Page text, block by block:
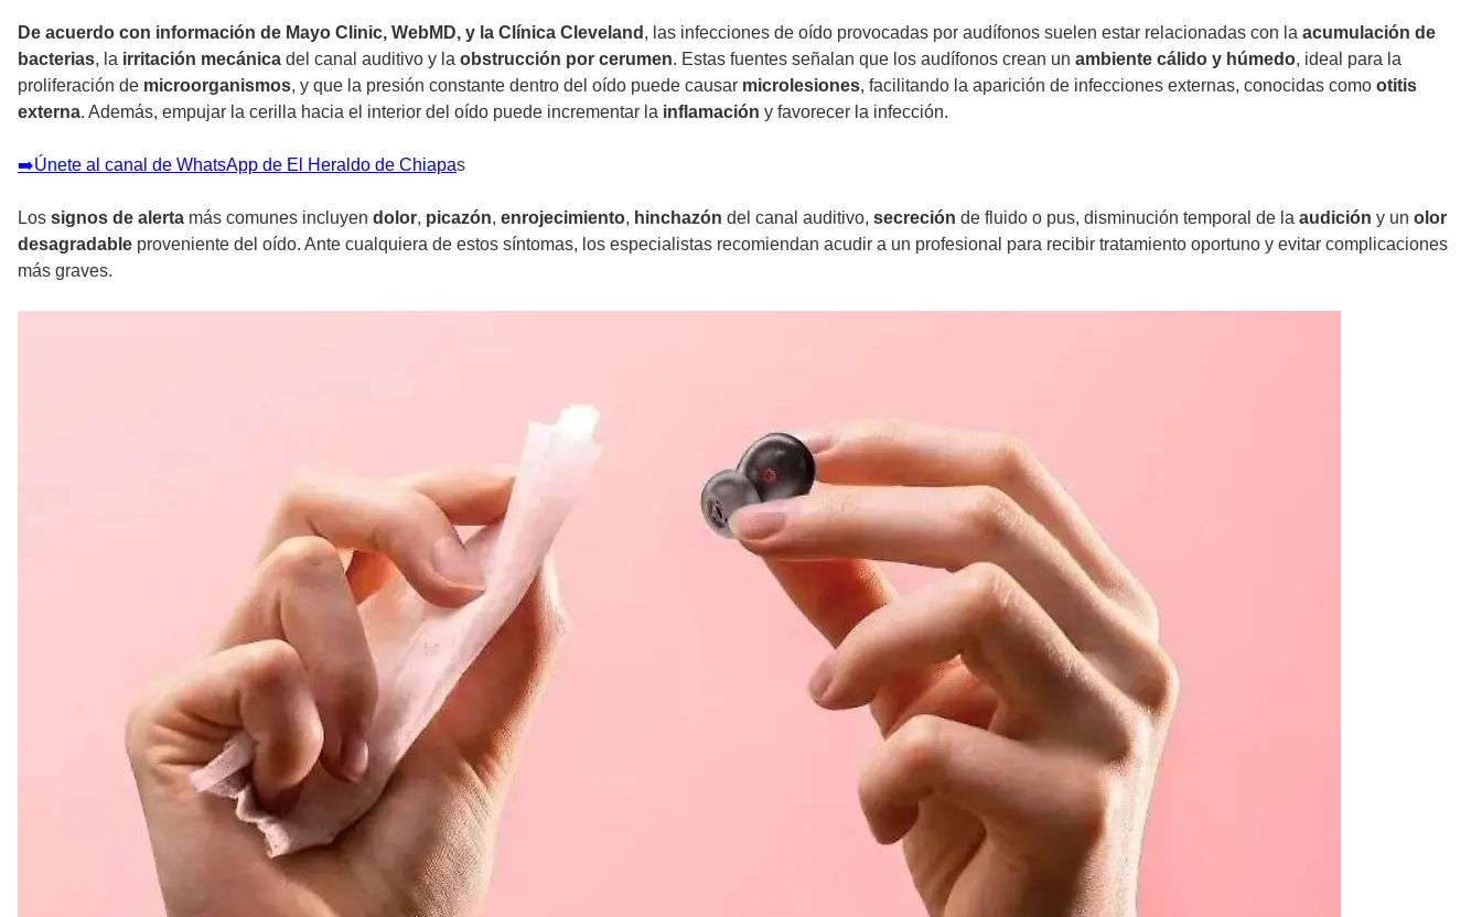
De acuerdo con información de Mayo Clinic, WebMD, y la Clínica Cleveland , las infecciones de oído provocadas por audífonos suelen estar relacionadas con la acumulación de
bacterias, la irritación mecánica del canal auditivo y la obstrucción por cerumen. Estas fuentes señalan que los audífonos crean un ambiente cálido y húmedo, ideal para la
proliferación de microorganismos, y que la presión constante dentro del oído puede causar microlesiones, facilitando la aparición de infecciones externas, conocidas como otitis
externa. Además, empujar la cerilla hacia el interior del oído puede incrementar la inflamación y favorecer la infección.
➡️Únete al canal de WhatsApp de El Heraldo de Chiapas
Los signos de alerta más comunes incluyen dolor, picazón, enrojecimiento, hinchazón del canal auditivo, secreción de fluido o pus, disminución temporal de la audición y un olor
desagradable proveniente del oído. Ante cualquiera de estos síntomas, los especialistas recomiendan acudir a un profesional para recibir tratamiento oportuno y evitar complicaciones
más graves.